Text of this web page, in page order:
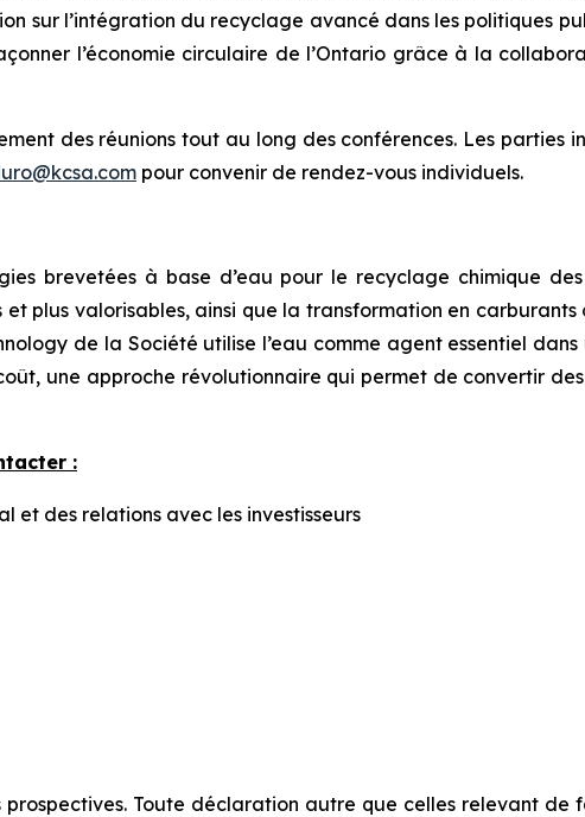
sur l’intégration du recyclage avancé dans les politiques
l’économie circulaire de l’Ontario grâce à la
des réunions tout au long des conférences. Les parties
pour convenir de rendez-vous individuels.
brevetées à base d’eau pour le recyclage chimique
plus valorisables, ainsi que la transformation en
de la Société utilise l’eau comme agent essentiel
une approche révolutionnaire qui permet de convertir
:
et des relations avec les investisseurs
Toute déclaration autre que celles relevant de